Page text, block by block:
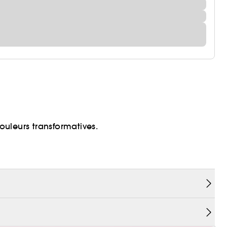
transformatives.
lèvres qui se transforme au contact de la peau.